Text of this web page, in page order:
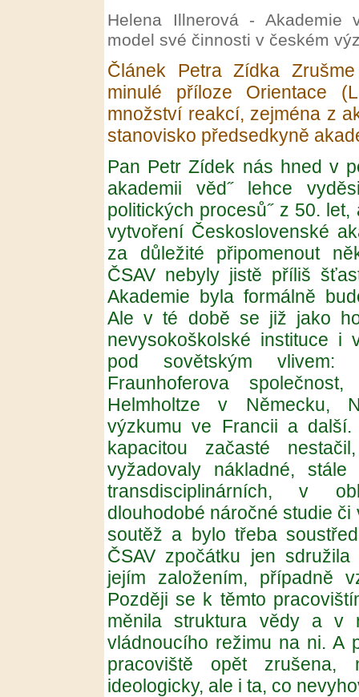
Helena Illnerová - Akademie
model své činnosti v českém
Článek Petra Zídka
minulé příloze Orientace
množství reakcí, zejména z
stanovisko předsedkyně
Pan Petr Zídek nás hned v
akademii věd˝ lehce
politických procesů˝ z 50.
vytvoření Československé
za důležité připomenout
ČSAV nebyly jistě příliš
Akademie byla formálně
Ale v té době se již jako
nevysokoškolské instituce i
pod sovětským vlivem:
Fraunhoferova
Helmholtze v Německu,
výzkumu ve Francii a další.
kapacitou začasté
vyžadovaly nákladné,
transdisciplinárních, v
dlouhodobé náročné studie
soutěž a bylo třeba
ČSAV zpočátku jen
jejím založením, případně
Později se k těmto
měnila struktura vědy a v
vládnoucího režimu na ni. A
pracoviště opět zrušena,
ideologicky, ale i ta, co